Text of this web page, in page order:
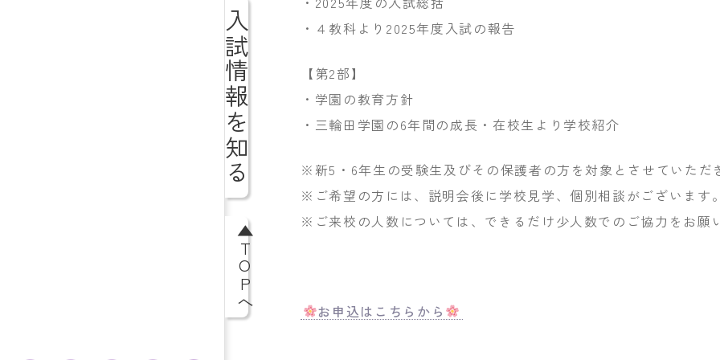
入試情報を知る
▲TOPへ
・４教科より2025年度入試の報告
【第2部】
・学園の教育方針
・三輪田学園の6年間の成長・在校生より学校紹介
※新5・6年生の受験生及びその保護者の方を対象とさせていただ
※ご希望の方には、説明会後に学校見学、個別相談がございます。
※ご来校の人数については、できるだけ少人数でのご協力をお願
お申込はこちらから